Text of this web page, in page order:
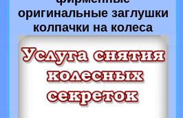
оригинальные заглушки
колпачки на колеса